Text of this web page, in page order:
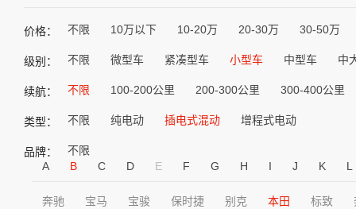
价格： 不限 10万以下 10-20万 20-30万 30-50万
级别： 不限 微型车 紧凑型车 小型车 中型车 中
续航： 不限 100-200公里 200-300公里 300-400公里
类型： 不限 纯电动 插电式混动 增程式电动
品牌：
不限
A
B C D E F G H I J K L
奔驰 宝马 宝骏 保时捷 别克 本田 标致